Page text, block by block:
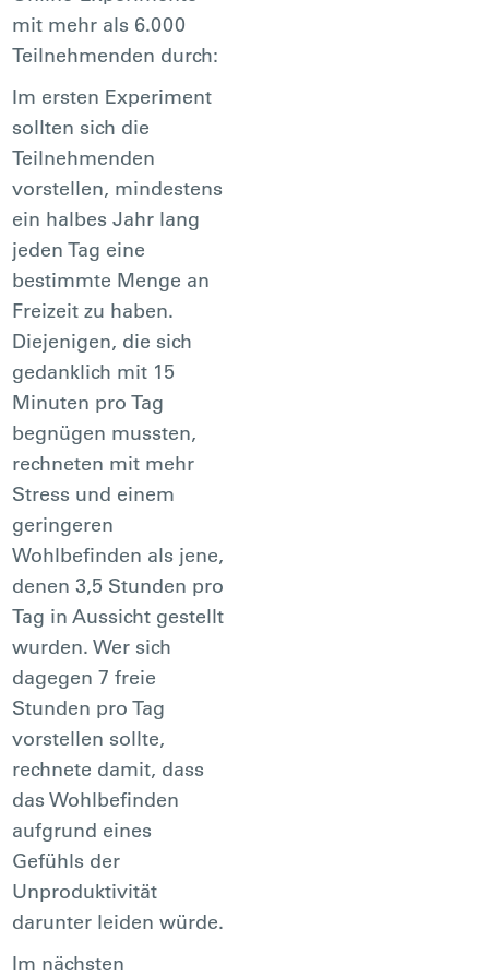
mit mehr als 6.000
Teilnehmenden durch:
Im ersten Experiment
sollten sich die
Teilnehmenden
vorstellen, mindestens
ein halbes Jahr lang
jeden Tag eine
bestimmte Menge an
Freizeit zu haben.
Diejenigen, die sich
gedanklich mit 15
Minuten pro Tag
begnügen mussten,
rechneten mit mehr
Stress und einem
geringeren
Wohlbefinden als jene,
denen 3,5 Stunden pro
Tag in Aussicht gestellt
wurden. Wer sich
dagegen 7 freie
Stunden pro Tag
vorstellen sollte,
rechnete damit, dass
das Wohlbefinden
aufgrund eines
Gefühls der
Unproduktivität
darunter leiden würde.
Im nächsten